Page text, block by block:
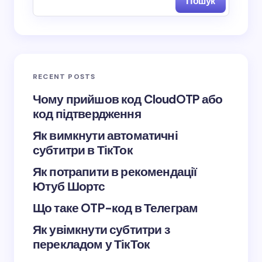
Submit Comment
RECENT POSTS
Чому прийшов код CloudOTP або
код підтвердження
Як вимкнути автоматичні
субтитри в ТікТок
Як потрапити в рекомендації
Ютуб Шортс
Що таке OTP-код в Телеграм
Як увімкнути субтитри з
перекладом у ТікТок